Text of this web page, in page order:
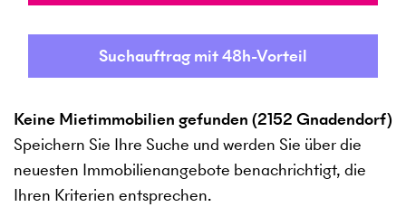
Suchauftrag mit 48h-Vorteil
Keine Mietimmobilien gefunden (2152 Gnadendorf)
Speichern Sie Ihre Suche und werden Sie über die
neuesten Immobilienangebote benachrichtigt, die
Ihren Kriterien entsprechen.